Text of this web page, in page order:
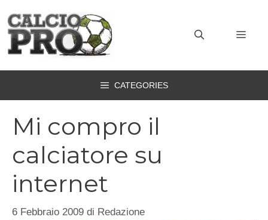
contenuto
CATEGORIES
Mi compro il
calciatore su
internet
6 Febbraio 2009 di Redazione